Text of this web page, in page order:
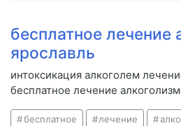
бесплатное лечение
ярославль
интоксикация алкоголем
бесплатное лечение
бесплатное лечение